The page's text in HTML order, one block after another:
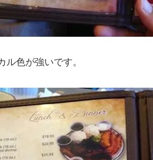
ル色が強いです。